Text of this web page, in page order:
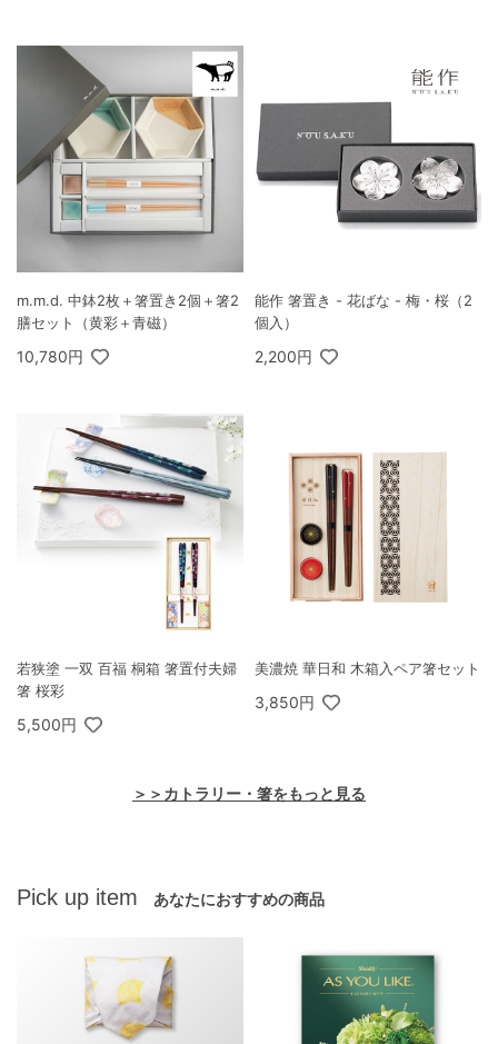
m.m.d. 中鉢2枚＋箸置き2個＋箸2
膳セット（黄彩＋青磁）
10,780円
能作 箸置き - 花ばな - 梅・桜（2
個入）
2,200円
若狭塗 一双 百福 桐箱 箸置付夫婦
箸 桜彩
5,500円
美濃焼 華日和 木箱入ペア箸セット
3,850円
＞＞カトラリー・箸をもっと見る
Pick up item あなたにおすすめの商品